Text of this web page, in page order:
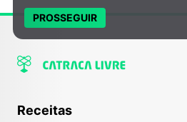
Receitas
PROSSEGUIR